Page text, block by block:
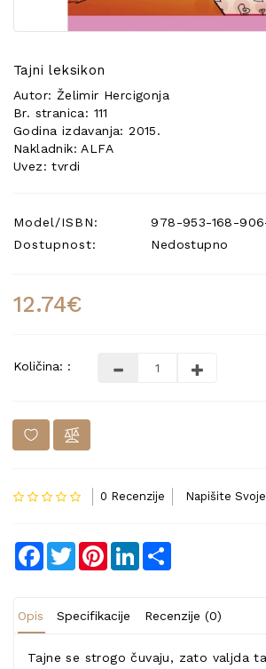
Tajni leksikon
Autor: Želimir Hercigonja
Br. stranica: 111
Godina izdavanja: 2015.
Nakladnik: ALFA
Uvez: tvrdi
Model/ISBN:
978-953-168-
Dostupnost:
Nedostupno
12.74€
Količina: :
0 Recenzije Napišite
Facebook
TwitterPinterestLinkedIn
Opis Specifikacije Recenzije (0)
Tajne se strogo čuvaju, zato valjda